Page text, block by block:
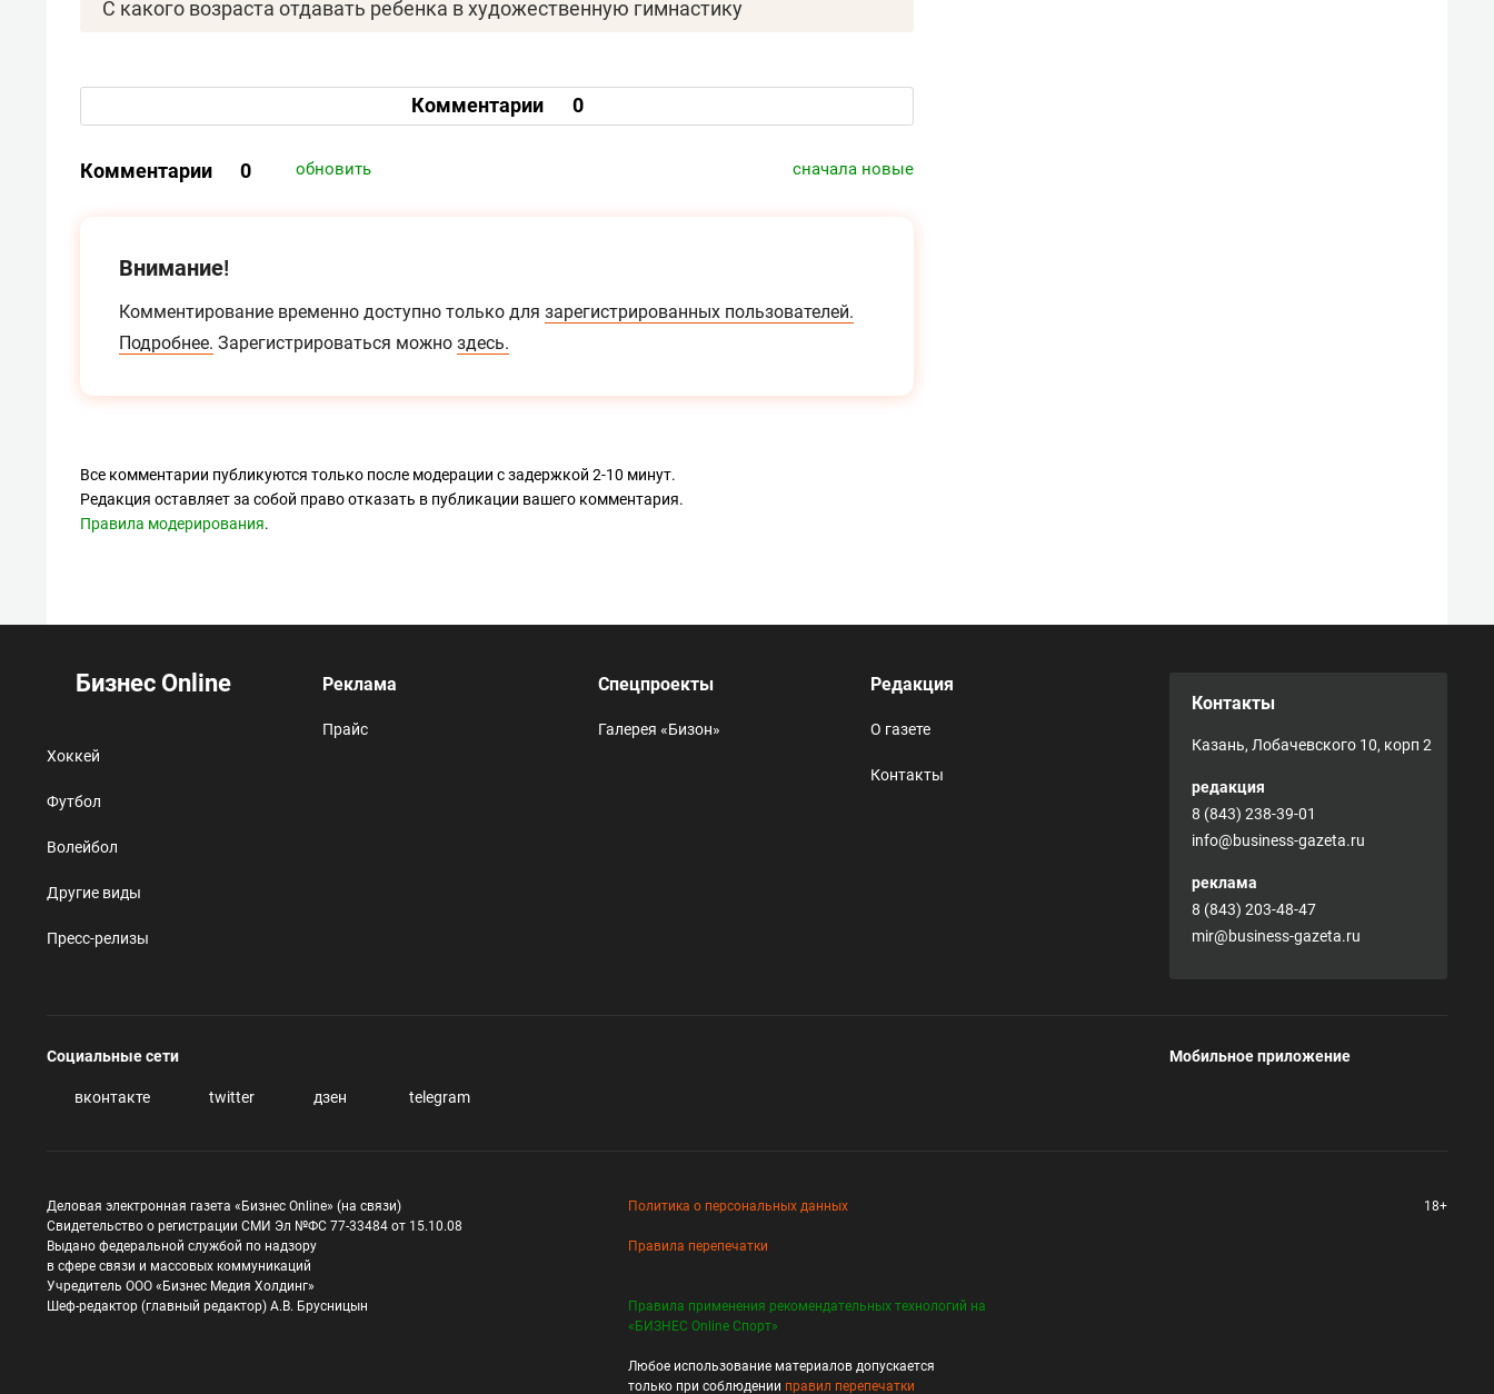
С какого возраста отдавать ребенка в художественную гимнастику
Комментарии 0
Комментарии 0 обновить сначала новые
Внимание!
Комментирование временно доступно только для зарегистрированных пользователей.
Подробнее. Зарегистрироваться можно здесь.
Все комментарии публикуются только после модерации с задержкой 2-10 минут.
Редакция оставляет за собой право отказать в публикации вашего комментария.
Правила модерирования.
Бизнес Online
Хоккей
Футбол
Волейбол
Другие виды
Пресс-релизы
Реклама
Прайс
Спецпроекты
Галерея «Бизон»
Редакция
О газете
Контакты
Контакты
Казань, Лобачевского 10, корп 2
редакция
8 (843) 238-39-01
info@business-gazeta.ru
реклама
8 (843) 203-48-47
mir@business-gazeta.ru
Социальные сети
вконтакте twitter дзен telegram
Мобильное приложение
Деловая электронная газета «Бизнес Online» (на связи)
Свидетельство о регистрации СМИ Эл №ФС 77-33484 от 15.10.08
Выдано федеральной службой по надзору
в сфере связи и массовых коммуникаций
Учредитель ООО «Бизнес Медия Холдинг»
Шеф-редактор (главный редактор) А.В. Брусницын
Политика о персональных данных
Правила перепечатки
Правила применения рекомендательных технологий на
«БИЗНЕС Online Спорт»
Любое использование материалов допускается
только при соблюдении правил перепечатки
18+